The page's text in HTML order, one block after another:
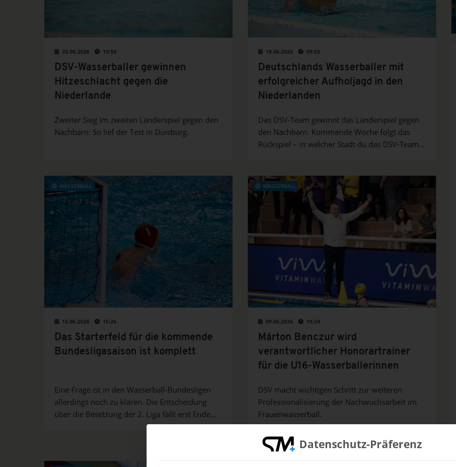
26.06.2026 10:50
DSV-Wasserballer gewinnen
Hitzeschlacht gegen die
Niederlande
Zweiter Sieg im zweiten Länderspiel gegen den
Nachbarn: So lief der Test in Duisburg.
18.06.2026 09:53
Deutschlands Wasserballer mit
erfolgreicher Aufholjagd in den
Niederlanden
Das DSV-Team gewinnt das Länderspiel gegen
den Nachbarn. Kommende Woche folgt das
Rückspiel – in welcher Stadt du das DSV-Team
WASSERBALL
15.06.2026 15:26
Das Starterfeld für die kommende
Bundesligasaison ist komplett
Eine Frage ist in den Wasserball-Bundesligen
allerdings noch zu klären. Die Entscheidung
über die Besetzung der 2. Liga fällt erst Ende
WASSERBALL
09.06.2026 10:24
Márton Benczur wird
verantwortlicher Honorartrainer
für die U16-Wasserballerinnen
DSV macht wichtigen Schritt zur weiteren
Professionalisierung der Nachwuchsarbeit im
Frauenwasserball.
Datenschutz-Präferenz